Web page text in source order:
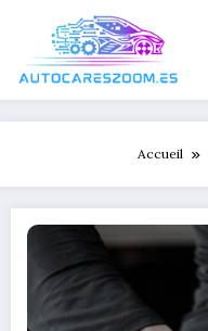
Accueil